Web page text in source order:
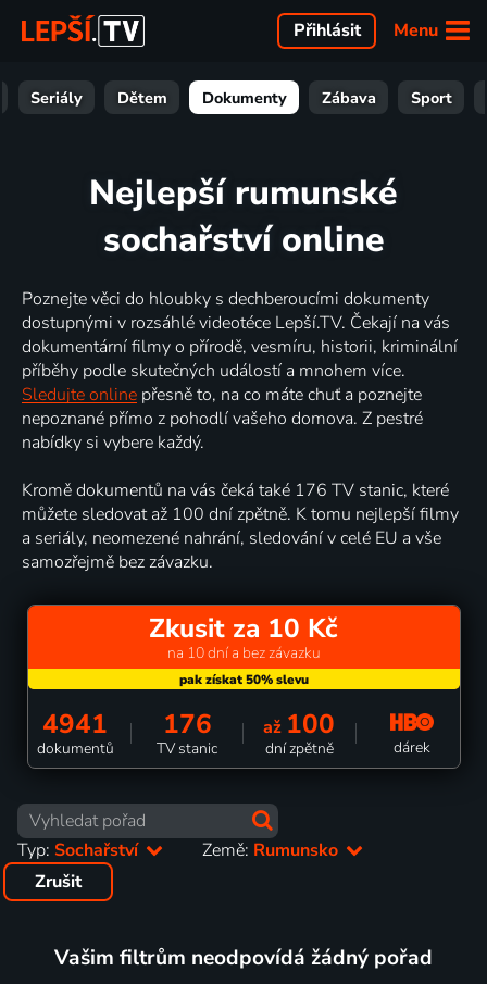
Menu
Přihlásit
Seriály Dětem Dokumenty Zábava Sport
Nejlepší rumunské
sochařství online
Poznejte věci do hloubky s dechberoucími dokumenty
dostupnými v rozsáhlé videotéce Lepší.TV. Čekají na vás
dokumentární filmy o přírodě, vesmíru, historii, kriminální
příběhy podle skutečných událostí a mnohem více.
Sledujte online přesně to, na co máte chuť a poznejte
nepoznané přímo z pohodlí vašeho domova. Z pestré
nabídky si vybere každý.
Kromě dokumentů na vás čeká také 176 TV stanic, které
můžete sledovat až 100 dní zpětně. K tomu nejlepší filmy
a seriály, neomezené nahrání, sledování v celé EU a vše
samozřejmě bez závazku.
Zkusit za 10 Kč
na 10 dní a bez závazku
4941
dokumentů
176
TV stanic
až 100
dní zpětně dárek
Typ: Sochařství Země: Rumunsko
Zrušit
Vašim filtrům neodpovídá žádný pořad